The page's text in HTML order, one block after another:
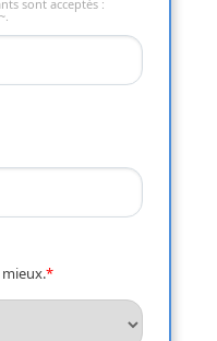
sont acceptés :
*